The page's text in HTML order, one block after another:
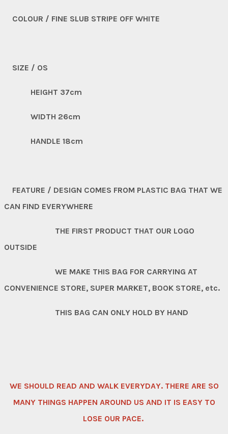
COLOUR / FINE SLUB STRIPE OFF WHITE
SIZE / OS
HEIGHT 37cm
WIDTH 26cm
HANDLE 18cm
FEATURE / DESIGN COMES FROM PLASTIC BAG THAT WE
CAN FIND EVERYWHERE
THE FIRST PRODUCT THAT OUR LOGO
OUTSIDE
WE MAKE THIS BAG FOR CARRYING AT
CONVENIENCE STORE, SUPER MARKET, BOOK STORE, etc.
THIS BAG CAN ONLY HOLD BY HAND
WE SHOULD READ AND WALK EVERYDAY. THERE ARE SO
MANY THINGS HAPPEN AROUND US AND IT IS EASY TO
LOSE OUR PACE.